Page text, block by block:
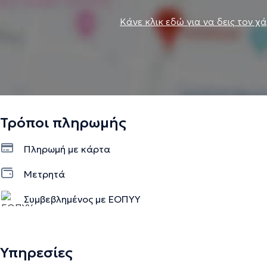
Κάνε κλικ εδώ για να δεις τον
Τρόποι πληρωμής
Πληρωμή με κάρτα
Μετρητά
Συμβεβλημένος με ΕΟΠΥΥ
Υπηρεσίες